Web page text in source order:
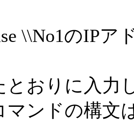
\\No1のIP
とおりに入力
マンドの構文